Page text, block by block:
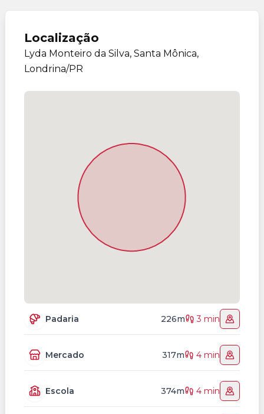
Localização
Lyda Monteiro da Silva, Santa Mônica,
Londrina/PR
Padaria 226m 3 min
Mercado 317m 4 min
Escola 374m 4 min